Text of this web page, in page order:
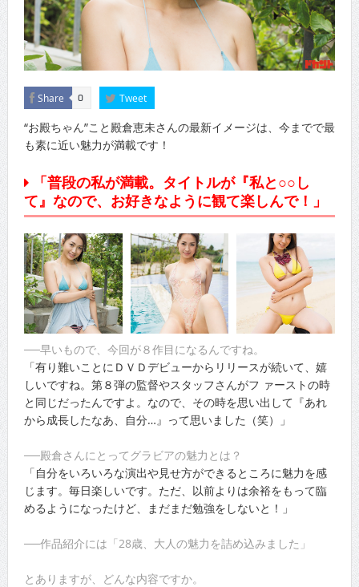
Share 0 Tweet
“お殿ちゃん”こと殿倉恵未さんの最新イメージは、今までで最
も素に近い魅力が満載です！
「普段の私が満載。タイトルが『私と○○し
て』なので、お好きなように観て楽しんで！」
──早いもので、今回が８作目になるんですね。
「有り難いことにＤＶＤデビューからリリースが続いて、嬉
しいですね。第８弾の監督やスタッフさんがフ ァーストの時
と同じだったんですよ。なので、その時を思い出して『あれ
から成長したなあ、自分…』って思いました（笑）」
──殿倉さんにとってグラビアの魅力とは？
「自分をいろいろな演出や見せ方ができるところに魅力を感
じます。毎日楽しいです。ただ、以前よりは余裕をもって臨
めるようになったけど、まだまだ勉強をしないと！」
──作品紹介には「28歳、大人の魅力を詰め込みました」
とありますが、どんな内容ですか。